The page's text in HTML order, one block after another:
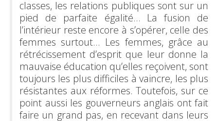
classes, les relations publiques sont sur un
pied de parfaite égalité… La fusion de
l’intérieur reste encore à s’opérer, celle des
femmes surtout... Les femmes, grâce au
rétrécissement d’esprit que leur donne la
mauvaise éducation qu’elles reçoivent, sont
toujours les plus difficiles à vaincre, les plus
résistantes aux réformes. Toutefois, sur ce
point aussi les gouverneurs anglais ont fait
faire un grand pas, en recevant dans leurs